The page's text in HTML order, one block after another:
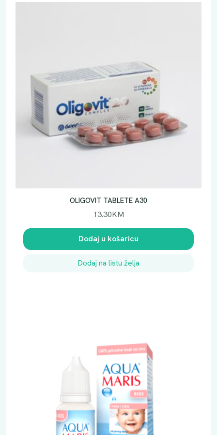
OLIGOVIT TABLETE A30
13.30KM
Dodaj u košaricu
Dodaj na listu želja